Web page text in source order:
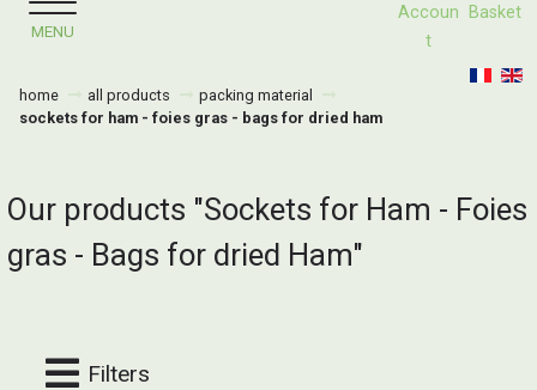
Accoun
T
Basket
MENU
home all products
packing material
sockets for ham - foies gras - bags for dried ham
Our products "Sockets for Ham - Foies
gras - Bags for dried Ham"
Filters